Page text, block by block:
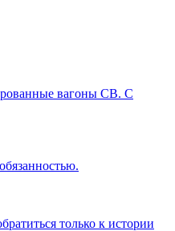
вагоны СВ. С
только к истории